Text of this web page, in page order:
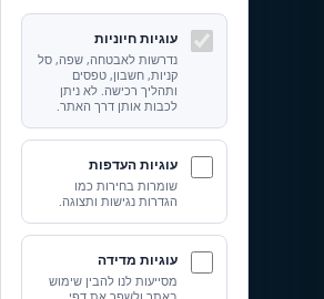
עוגיות חיוניות
נדרשות לאבטחה, שפה, סל
קניות, חשבון, טפסים
ותהליך רכישה. לא ניתן
לכבות אותן דרך האתר.
עוגיות העדפות
שומרות בחירות כמו
הגדרות נגישות ותצוגה.
עוגיות מדידה
מסייעות לנו להבין שימוש